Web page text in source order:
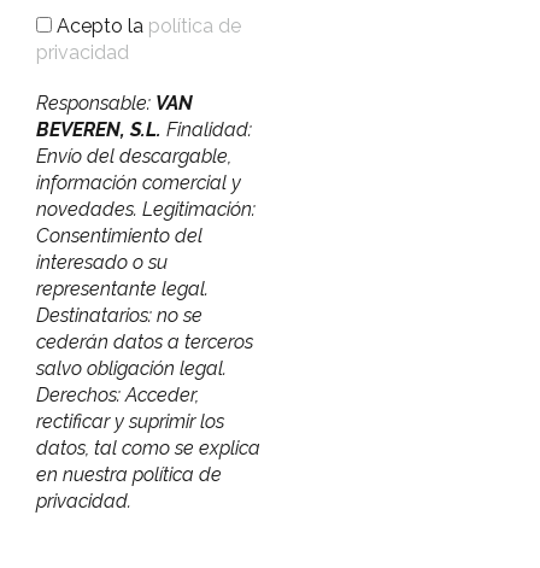
Acepto la política de
privacidad
Responsable: VAN
BEVEREN, S.L. Finalidad:
Envío del descargable,
información comercial y
novedades. Legitimación:
Consentimiento del
interesado o su
representante legal.
Destinatarios: no se
cederán datos a terceros
salvo obligación legal.
Derechos: Acceder,
rectificar y suprimir los
datos, tal como se explica
en nuestra política de
privacidad.